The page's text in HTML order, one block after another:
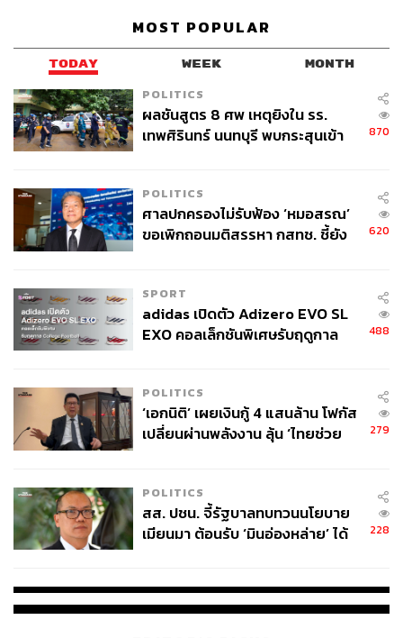
MOST POPULAR
TODAY WEEK MONTH
POLITICS
ผลชันสูตร 8 ศพ เหตุยิงใน รร.
เทพศิรินทร์ นนทบุรี พบกระสุนเข้า
870
POLITICS
ศาลปกครองไม่รับฟ้อง ‘หมอสรณ’
ขอเพิกถอนมติสรรหา กสทช. ชี้ยัง
620
SPORT
adidas เปิดตัว Adizero EVO SL
EXO คอลเล็กชันพิเศษรับฤดูกาล
488
POLITICS
‘เอกนิติ’ เผยเงินกู้ 4 แสนล้าน โฟกัส
เปลี่ยนผ่านพลังงาน ลุ้น ‘ไทยช่วย
279
POLITICS
สส. ปชน. จี้รัฐบาลทบทวนนโยบาย
เมียนมา ต้อนรับ ‘มินอ่องหล่าย’ ได้
228